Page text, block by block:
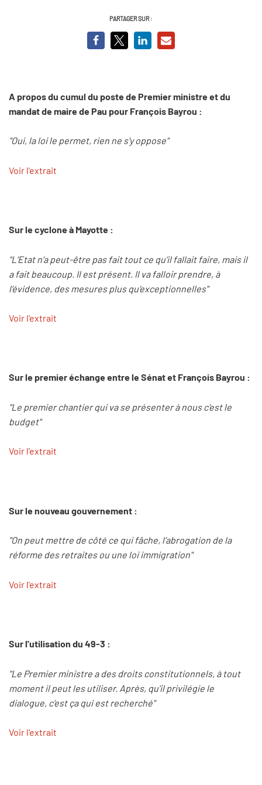
PARTAGER SUR :
A propos du cumul du poste de Premier ministre et du
mandat de maire de Pau pour François Bayrou :
"Oui, la loi le permet, rien ne s'y oppose"
Voir l'extrait
Sur le cyclone à Mayotte :
"L’Etat n’a peut-être pas fait tout ce qu’il fallait faire, mais il
a fait beaucoup. Il est présent. Il va falloir prendre, à
l’évidence, des mesures plus qu’exceptionnelles"
Voir l'extrait
Sur le premier échange entre le Sénat et François Bayrou :
"Le premier chantier qui va se présenter à nous c’est le
budget"
Voir l'extrait
Sur le nouveau gouvernement :
"On peut mettre de côté ce qui fâche, l’abrogation de la
réforme des retraites ou une loi immigration"
Voir l'extrait
Sur l'utilisation du 49-3 :
"Le Premier ministre a des droits constitutionnels, à tout
moment il peut les utiliser. Après, qu’il privilégie le
dialogue, c’est ça qui est recherché"
Voir l'extrait